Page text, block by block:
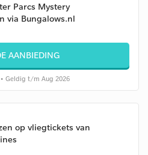
Parcs Mystery
via Bungalows.nl
AANBIEDING
• Geldig t/m Aug 2026
op vliegtickets van